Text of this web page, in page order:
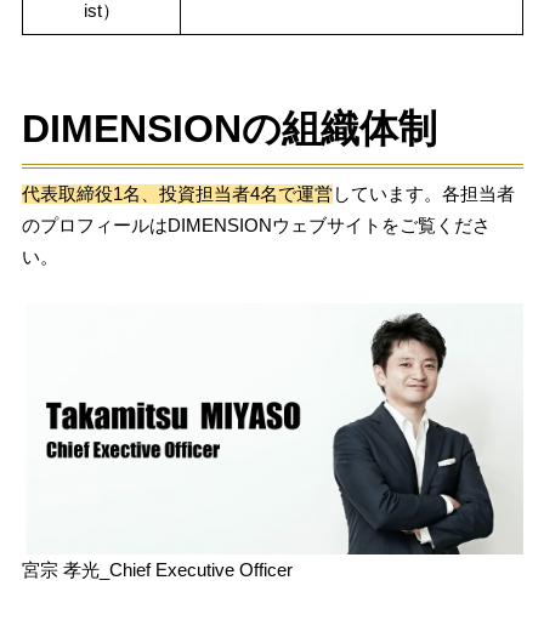
ist）
DIMENSIONの組織体制
代表取締役1名、投資担当者4名で運営しています。各担当者
のプロフィールはDIMENSIONウェブサイトをご覧くださ
い。
宮宗 孝光_Chief Executive Officer